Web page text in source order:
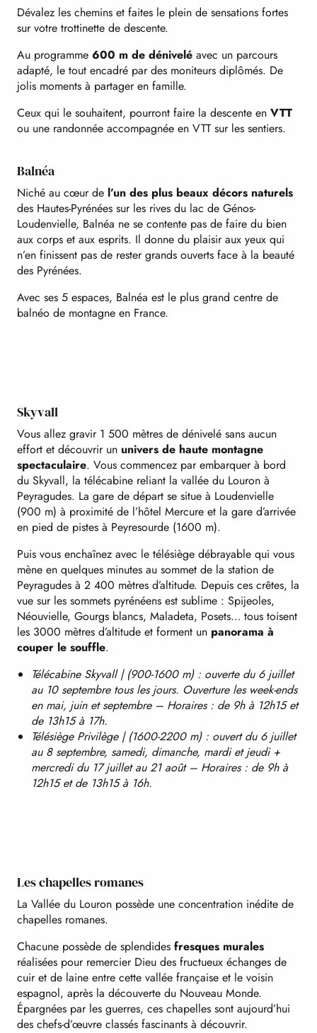
Dévalez les chemins et faites le plein de sensations fortes
sur votre trottinette de descente.
Au programme 600 m de dénivelé avec un parcours
adapté, le tout encadré par des moniteurs diplômés. De
jolis moments à partager en famille.
Ceux qui le souhaitent, pourront faire la descente en VTT
ou une randonnée accompagnée en VTT sur les sentiers.
Balnéa
Niché au cœur de l’un des plus beaux décors naturels
des Hautes-Pyrénées sur les rives du lac de Génos-
Loudenvielle, Balnéa ne se contente pas de faire du bien
aux corps et aux esprits. Il donne du plaisir aux yeux qui
n’en finissent pas de rester grands ouverts face à la beauté
des Pyrénées.
Avec ses 5 espaces, Balnéa est le plus grand centre de
balnéo de montagne en France.
Skyvall
Vous allez gravir 1 500 mètres de dénivelé sans aucun
effort et découvrir un univers de haute montagne
spectaculaire. Vous commencez par embarquer à bord
du Skyvall, la télécabine reliant la vallée du Louron à
Peyragudes. La gare de départ se situe à Loudenvielle
(900 m) à proximité de l’hôtel Mercure et la gare d’arrivée
en pied de pistes à Peyresourde (1600 m).
Puis vous enchaînez avec le télésiège débrayable qui vous
mène en quelques minutes au sommet de la station de
Peyragudes à 2 400 mètres d’altitude. Depuis ces crêtes, la
vue sur les sommets pyrénéens est sublime : Spijeoles,
Néouvielle, Gourgs blancs, Maladeta, Posets… tous toisent
les 3000 mètres d’altitude et forment un panorama à
couper le souffle.
Télécabine Skyvall | (900-1600 m) : ouverte du 6 juillet
au 10 septembre tous les jours. Ouverture les week-ends
en mai, juin et septembre – Horaires : de 9h à 12h15 et
de 13h15 à 17h.
Télésiège Privilège | (1600-2200 m) : ouvert du 6 juillet
au 8 septembre, samedi, dimanche, mardi et jeudi +
mercredi du 17 juillet au 21 août – Horaires : de 9h à
12h15 et de 13h15 à 16h.
Les chapelles romanes
La Vallée du Louron possède une concentration inédite de
chapelles romanes.
Chacune possède de splendides fresques murales
réalisées pour remercier Dieu des fructueux échanges de
cuir et de laine entre cette vallée française et le voisin
espagnol, après la découverte du Nouveau Monde.
Épargnées par les guerres, ces chapelles sont aujourd’hui
des chefs-d’œuvre classés fascinants à découvrir.